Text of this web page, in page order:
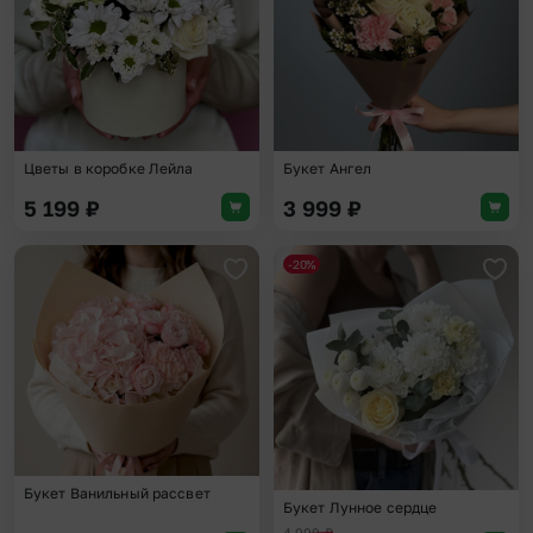
Цветы в коробке Лейла
5 199 ₽
Букет Ангел
3 999 ₽
Добавить в избранное
Букет Ванильный рассвет
-20%
Букет Лунное сердце